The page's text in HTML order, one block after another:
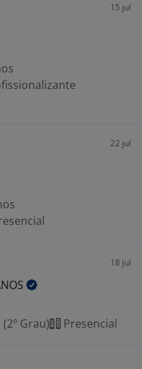
15 jul
22 jul
18 jul
Grau) Presencial